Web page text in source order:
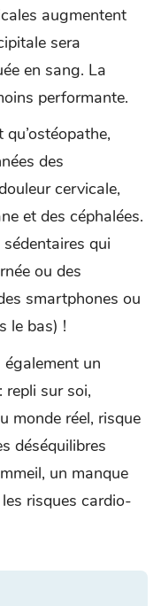
augmentent
sera
en sang. La
performante.
des
cervicale,
et des céphalées.
qui
ou des
smartphones ou
le bas) !
un
sur soi,
monde réel, risque
déséquilibres
un manque
risques cardio-